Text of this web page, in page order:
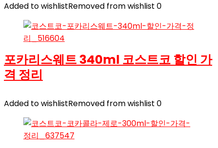
Added to wishlistRemoved from wishlist 0
포카리스웨트 340ml 코스트코 할인 가
격 정리
Added to wishlistRemoved from wishlist 0